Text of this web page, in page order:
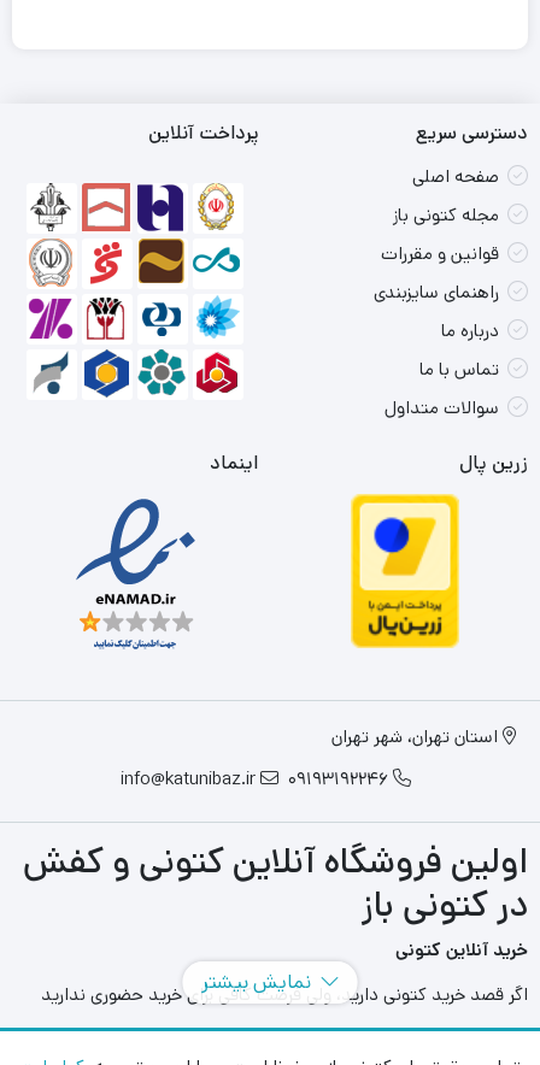
دسترسی سریع
صفحه اصلی
مجله کتونی باز
قوانین و مقررات
راهنمای سایزبندی
درباره ما
تماس با ما
سوالات متداول
پرداخت آنلاین
زرین پال اینماد
استان تهران، شهر تهران
09193192246
info@katunibaz.ir
اولین فروشگاه آنلاین کتونی و کفش
در کتونی باز
خرید آنلاین کتونی
اگر قصد خرید کتونی دارید، ولی فرصت کافی برای خرید حضوری ندارید
نمایش بیشتر